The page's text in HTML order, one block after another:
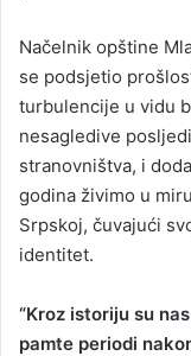
Načelnik opštine
se podsjetio
turbulencije u vidu
nesagledive
stranovništva, i
godina živimo u
Srpskoj, čuvajući
identitet.
“Kroz istoriju su
pamte periodi